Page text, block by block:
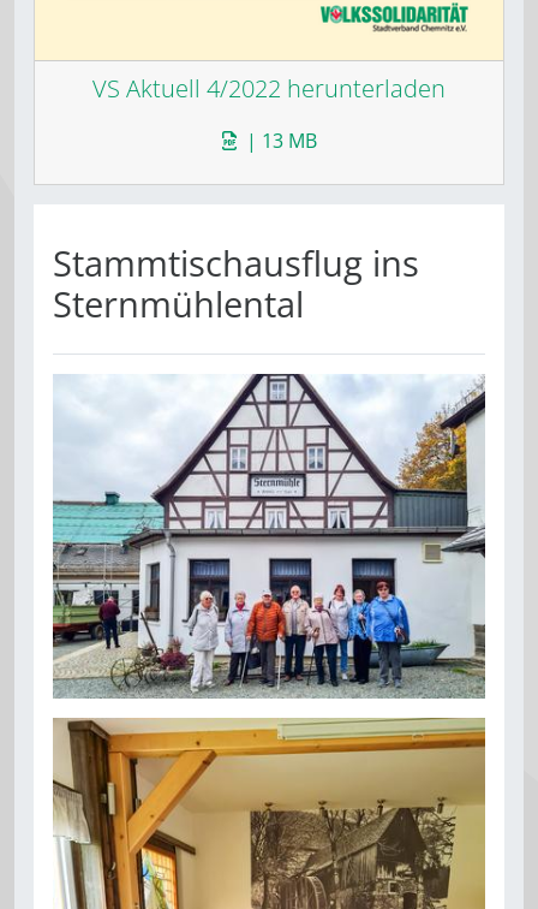
VS Aktuell 4/2022 herunterladen
| 13 MB
Stammtischausflug ins
Sternmühlental